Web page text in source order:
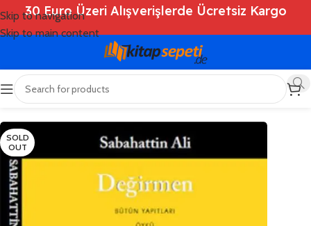
Skip to navigation
Skip to main content
30 Euro Üzeri Alışverişlerde Ücretsiz Kargo
Ana Sayfa Shop
SOLD
OUT